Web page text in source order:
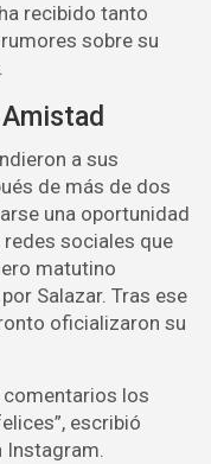
recibido tanto
sobre su
a sus
de más de dos
una oportunidad
sociales que
matutino
Salazar. Tras ese
oficializaron su
comentarios los
escribió
Instagram.